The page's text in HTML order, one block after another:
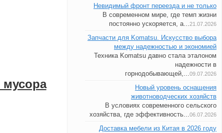
Невидимый фронт переезда и не только
В современном мире, где темп жизни
постоянно ускоряется, а...21.07.2026
Запчасти для Komatsu. Искусство выбора
между надежностью и экономией
Техника Komatsu давно стала эталоном
надежности в
горнодобывающей,...09.07.2026
Новый уровень оснащения
животноводческих хозяйств
В условиях современного сельского
хозяйства, где эффективность...06.07.2026
Доставка мебели из Китая в 2026 году